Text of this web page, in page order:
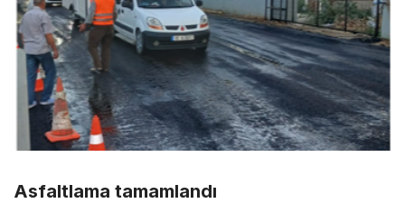
Asfaltlama tamamlandı